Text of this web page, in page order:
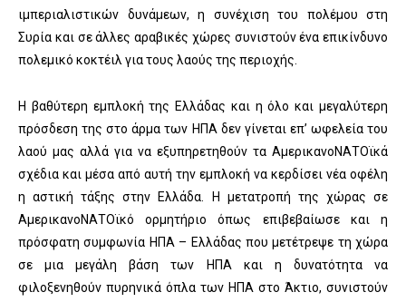
ιμπεριαλιστικών δυνάμεων, η συνέχιση του πολέμου στη
Συρία και σε άλλες αραβικές χώρες συνιστούν ένα επικίνδυνο
πολεμικό κοκτέιλ για τους λαούς της περιοχής.
Η βαθύτερη εμπλοκή της Ελλάδας και η όλο και μεγαλύτερη
πρόσδεση της στο άρμα των ΗΠΑ δεν γίνεται επ’ ωφελεία του
λαού μας αλλά για να εξυπηρετηθούν τα ΑμερικανοΝΑΤΟϊκά
σχέδια και μέσα από αυτή την εμπλοκή να κερδίσει νέα οφέλη
η αστική τάξης στην Ελλάδα. Η μετατροπή της χώρας σε
ΑμερικανοΝΑΤΟϊκό ορμητήριο όπως επιβεβαίωσε και η
πρόσφατη συμφωνία ΗΠΑ – Ελλάδας που μετέτρεψε τη χώρα
σε μια μεγάλη βάση των ΗΠΑ και η δυνατότητα να
φιλοξενηθούν πυρηνικά όπλα των ΗΠΑ στο Άκτιο, συνιστούν